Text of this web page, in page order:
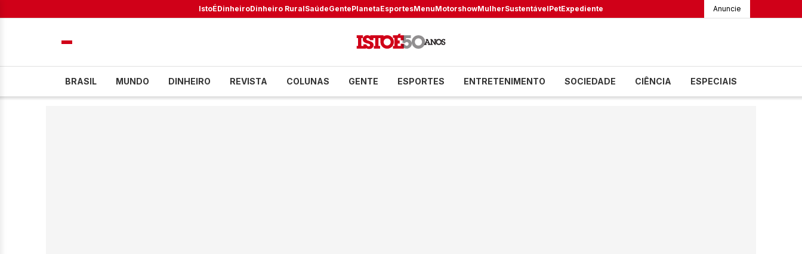
IstoÉDinheiroDinheiro RuralSaúdeGentePlanetaEsportesMenuMotorshowMulherSustentávelPetExpediente Anuncie
BRASIL MUNDO DINHEIRO REVISTA COLUNAS GENTE ESPORTES ENTRETENIMENTO SOCIEDADE CIÊNCIA ESPECIAIS